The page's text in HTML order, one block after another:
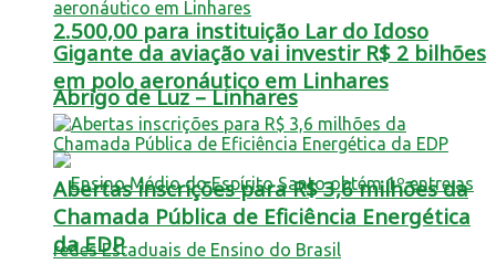
2.500,00 para instituição Lar do Idoso
Abrigo de Luz – Linhares
Gigante da aviação vai investir R$ 2 bilhões
em polo aeronáutico em Linhares
Abertas inscrições para R$ 3,6 milhões da
Chamada Pública de Eficiência Energética
da EDP